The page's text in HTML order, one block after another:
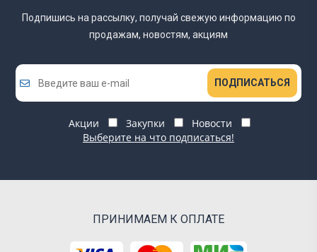
Подпишись на рассылку, получай свежую информацию по
продажам, новостям, акциям
ПОДПИСАТЬСЯ
Акции Закупки
Новости
Выберите на что подписаться!
ПРИНИМАЕМ К ОПЛАТЕ